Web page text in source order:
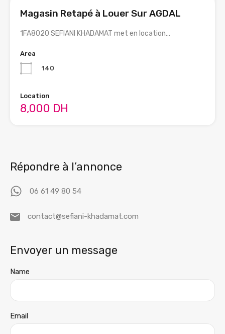
Magasin Retapé à Louer Sur AGDAL
1FA8020 SEFIANI KHADAMAT met en location…
Area
140
Location
8,000 DH
Répondre à l’annonce
06 61 49 80 54
contact@sefiani-khadamat.com
Envoyer un message
Name
Email